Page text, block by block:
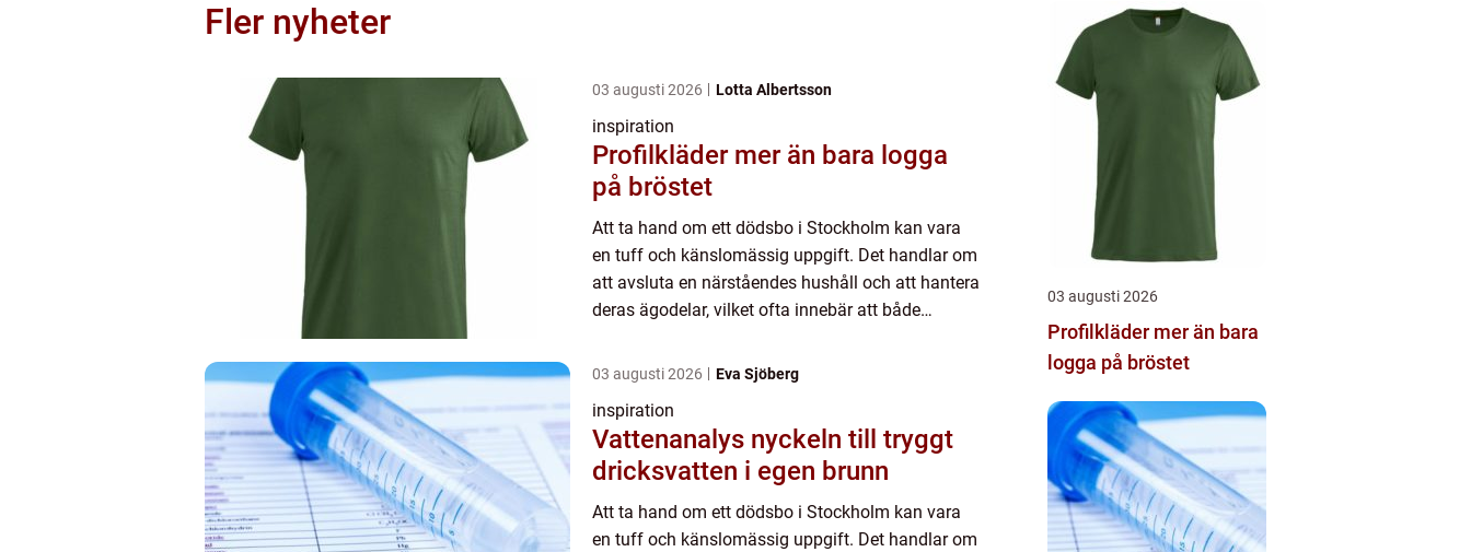
Fler nyheter
03 augusti 2026 Lotta Albertsson
inspiration
Profilkläder mer än bara logga
på bröstet
Att ta hand om ett dödsbo i Stockholm kan vara
en tuff och känslomässig uppgift. Det handlar om
att avsluta en närståendes hushåll och att hantera
deras ägodelar, vilket ofta innebär att både
03 augusti 2026 Eva Sjöberg
inspiration
Vattenanalys nyckeln till tryggt
dricksvatten i egen brunn
Att ta hand om ett dödsbo i Stockholm kan vara
en tuff och känslomässig uppgift. Det handlar om
03 augusti 2026
Profilkläder mer än bara
logga på bröstet